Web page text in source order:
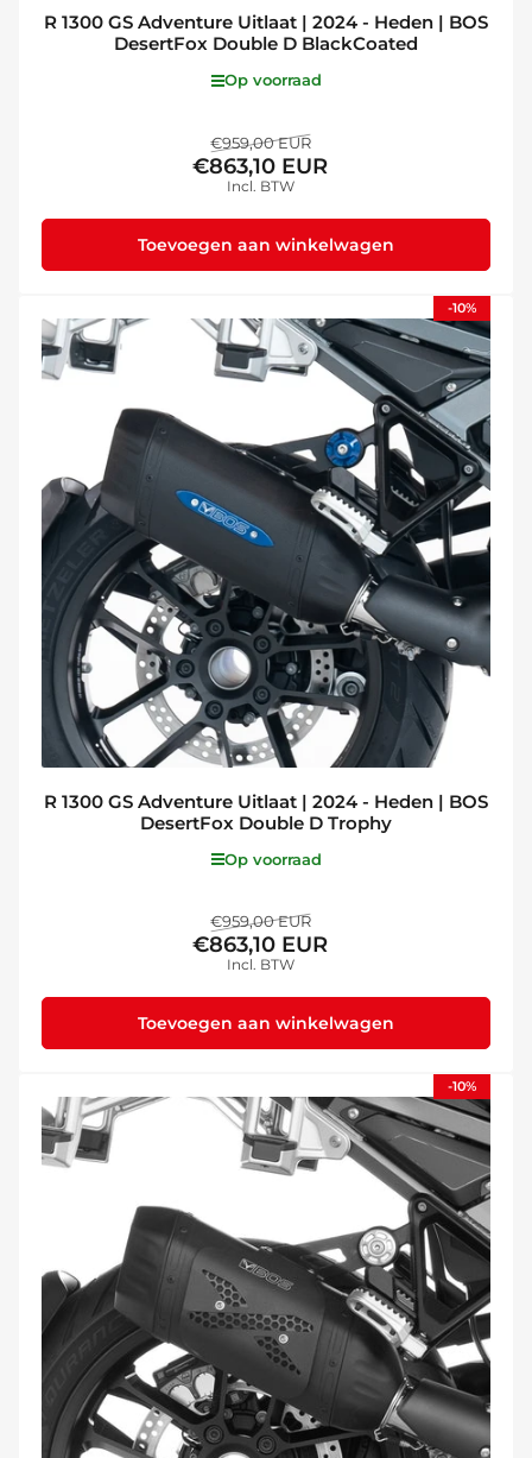
R 1300 GS Adventure Uitlaat | 2024 - Heden | BOS
DesertFox Double D BlackCoated
Op voorraad
Normale
prijs
€959,00 EURAanbiedingsprijs
€863,10 EUR
Incl. BTW
Toevoegen aan winkelwagen
-10%
R 1300 GS Adventure Uitlaat | 2024 - Heden | BOS
DesertFox Double D Trophy
Op voorraad
Normale
prijs
€959,00 EURAanbiedingsprijs
€863,10 EUR
Incl. BTW
Toevoegen aan winkelwagen
-10%